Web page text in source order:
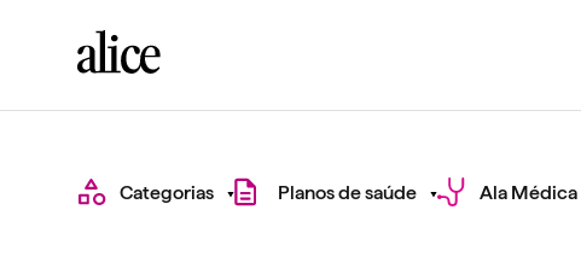
Categorias Planos de saúde Ala Médica